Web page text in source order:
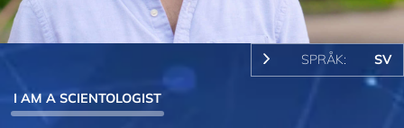
Video
SPRÅK: SV
I AM A SCIENTOLOGIST